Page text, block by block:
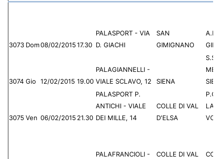
3073 Dom08/02/201517.30
PALASPORT - VIA
D. GIACHI
SAN
GIMIGNANO
3074 Gio 12/02/2015 19.00
PALAGIANNELLI -
VIALE SCLAVO, 12
SIENA
3075 Ven 06/02/2015 21.30
PALASPORT P.
ANTICHI - VIALE
DEI MILLE, 14
COLLE DI VAL
D'ELSA
PALAFRANCIOLI -
COLLE DI VAL